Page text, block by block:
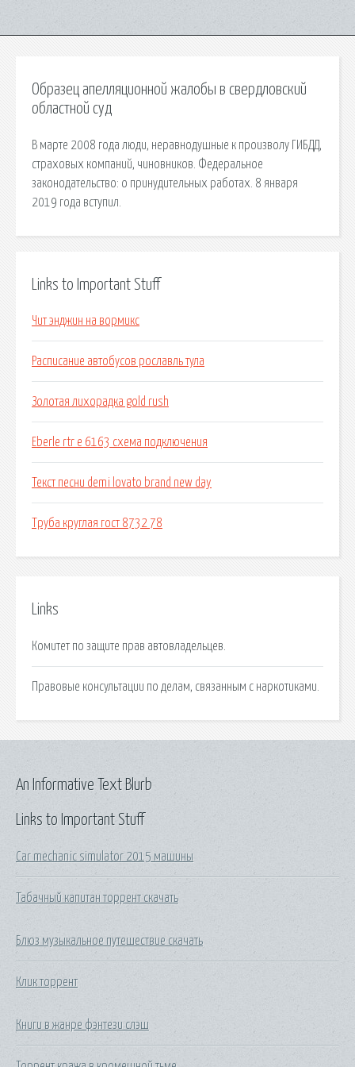
Образец апелляционной жалобы в свердловский
областной суд
В марте 2008 года люди, неравнодушные к произволу ГИБДД,
страховых компаний, чиновников. Федеральное
законодательство: о принудительных работах. 8 января
2019 года вступил.
Links to Important Stuff
Чит энджин на вормикс
Расписание автобусов рославль тула
Золотая лихорадка gold rush
Eberle rtr e 6163 схема подключения
Текст песни demi lovato brand new day
Труба круглая гост 8732 78
Links
Комитет по защите прав автовладельцев.
Правовые консультации по делам, связанным с наркотиками.
Links to Important Stuff
Car mechanic simulator 2015 машины
Табачный капитан торрент скачать
Блюз музыкальное путешествие скачать
Клик торрент
Книги в жанре фэнтези слэш
An Informative Text Blurb